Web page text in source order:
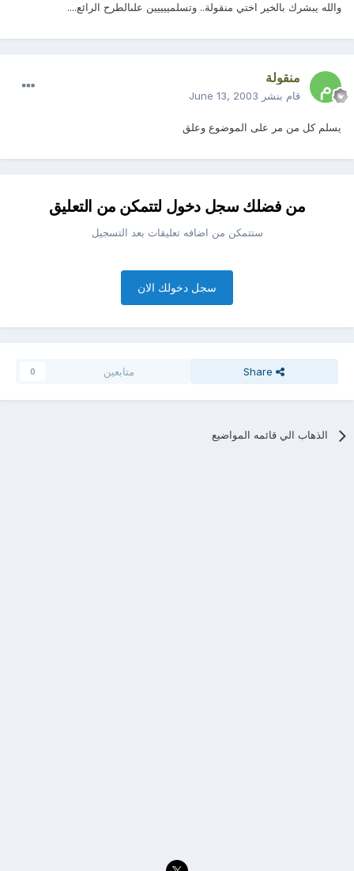
والله يبشرك بالخير اختي منقولة.. وتسلمييييين علىالطرح الرائع....
منقولة
قام بنشر June 13, 2003
يسلم كل من مر على الموضوع وعلق
من فضلك سجل دخول لتتمكن من التعليق
ستتمكن من اضافه تعليقات بعد التسجيل
سجل دخولك الان
Share متابعين 0
الذهاب الي قائمه المواضيع